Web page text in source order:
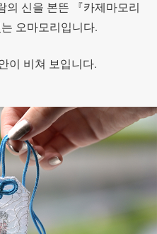
의 신을 본뜬 『카제마모리
오마모리입니다.
이 비쳐 보입니다.